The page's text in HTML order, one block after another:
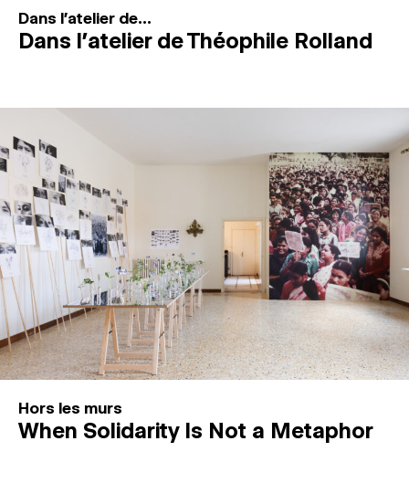
Dans l'atelier de...
Dans l’atelier de Théophile Rolland
Hors les murs
When Solidarity Is Not a Metaphor